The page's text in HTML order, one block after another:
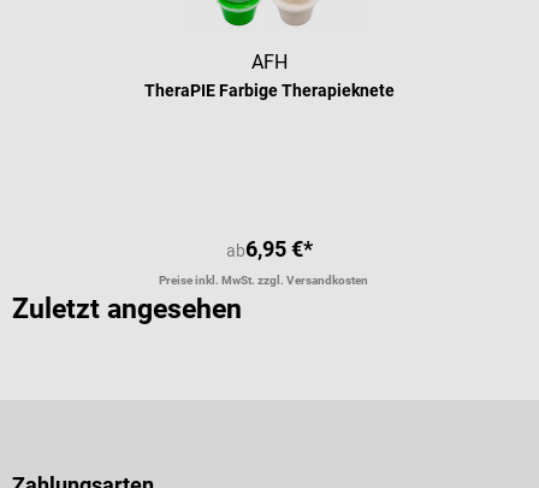
AFH
TheraPIE Farbige Therapieknete
ab6,95 €*
Preise inkl. MwSt. zzgl. Versandkosten
Zuletzt angesehen